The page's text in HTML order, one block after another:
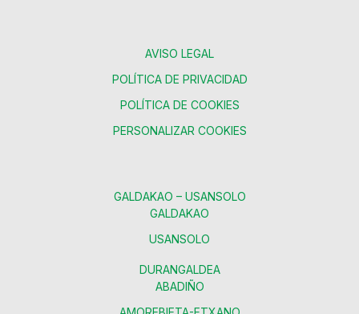
AVISO LEGAL
POLÍTICA DE PRIVACIDAD
POLÍTICA DE COOKIES
PERSONALIZAR COOKIES
GALDAKAO – USANSOLO
GALDAKAO
USANSOLO
DURANGALDEA
ABADIÑO